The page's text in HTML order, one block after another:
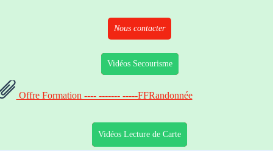
Nous contacter
Vidéos Secourisme
Offre Formation ---- ------- -----FFRandonnée
Vidéos Lecture de Carte